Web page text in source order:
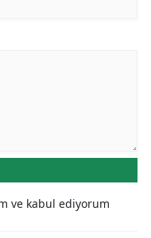
ve kabul ediyorum